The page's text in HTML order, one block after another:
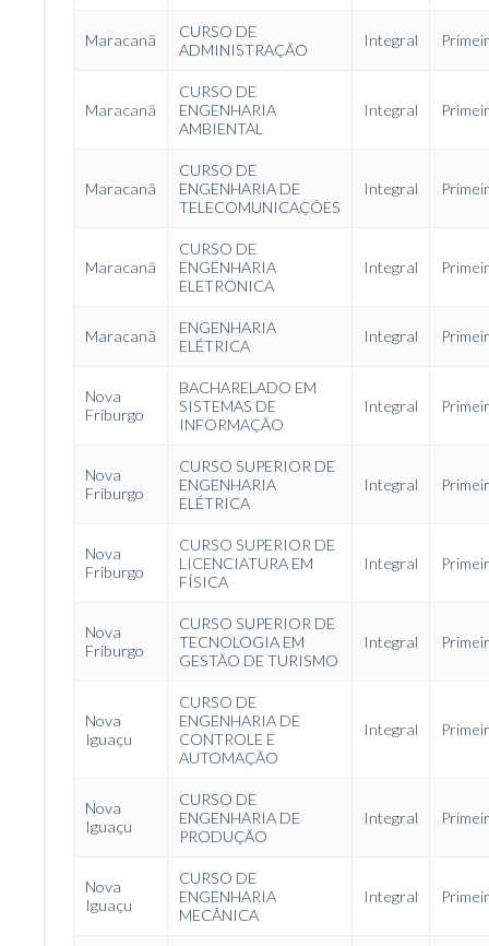
Maracanã
CURSO DE
ADMINISTRAÇÃO
Integral
Maracanã
CURSO DE
ENGENHARIA
AMBIENTAL
Integral
Maracanã
CURSO DE
ENGENHARIA DE
TELECOMUNICAÇÕES
Integral
Maracanã
CURSO DE
ENGENHARIA
ELETRÔNICA
Integral
Maracanã
ENGENHARIA
ELÉTRICA
Integral
Nova
Friburgo
BACHARELADO EM
SISTEMAS DE
INFORMAÇÃO
Integral
Nova
Friburgo
CURSO SUPERIOR DE
ENGENHARIA
ELÉTRICA
Integral
Nova
Friburgo
CURSO SUPERIOR DE
LICENCIATURA EM
FÍSICA
Integral
Nova
Friburgo
CURSO SUPERIOR DE
TECNOLOGIA EM
GESTÃO DE TURISMO
Integral
Nova
Iguaçu
CURSO DE
ENGENHARIA DE
CONTROLE E
AUTOMAÇÃO
Integral
Nova
Iguaçu
CURSO DE
ENGENHARIA DE
PRODUÇÃO
Integral
Nova
Iguaçu
CURSO DE
ENGENHARIA
MECÂNICA
Integral